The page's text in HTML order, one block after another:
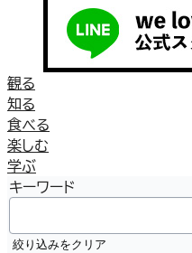
観る
知る
食べる
楽しむ
学ぶ
キーワード
絞り込みをクリア